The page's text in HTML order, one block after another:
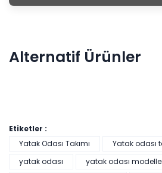
Başlık
157 cm
etsin, opsiyonel olsun, çok yer
Alternatif Ürünler
Etiketler :
Yatak Odası Takımı
Yatak odası
yatak odası
yatak odası